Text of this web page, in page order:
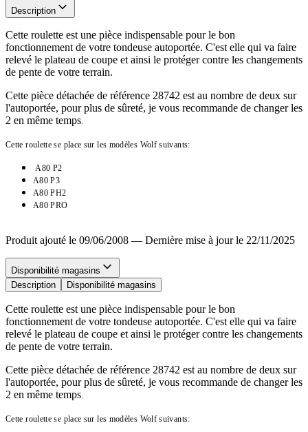
Description
Cette roulette est une pièce indispensable pour le bon
fonctionnement de votre tondeuse autoportée. C'est elle qui va faire
relevé le plateau de coupe et ainsi le protéger contre les changements
de pente de votre terrain.
Cette pièce détachée de référence 28742 est au nombre de deux sur
l'autoportée, pour plus de sûreté, je vous recommande de changer les
2 en même temps
Cette roulette se place sur les modèles Wolf suivants:
A80 P2
A80 P3
A80 PH2
A80 PRO
Produit ajouté le 09/06/2008 — Dernière mise à jour le 22/11/2025
Disponibilité magasins
Description
Disponibilité magasins
Cette roulette est une pièce indispensable pour le bon
fonctionnement de votre tondeuse autoportée. C'est elle qui va faire
relevé le plateau de coupe et ainsi le protéger contre les changements
de pente de votre terrain.
Cette pièce détachée de référence 28742 est au nombre de deux sur
l'autoportée, pour plus de sûreté, je vous recommande de changer les
2 en même temps
Cette roulette se place sur les modèles Wolf suivants: